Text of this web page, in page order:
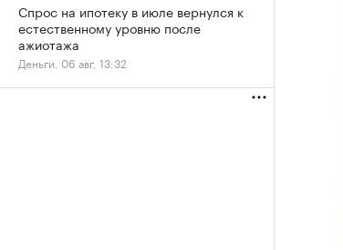
Спрос на ипотеку в июле вернулся к
естественному уровню после
ажиотажа
Деньги, 06 авг, 13:32